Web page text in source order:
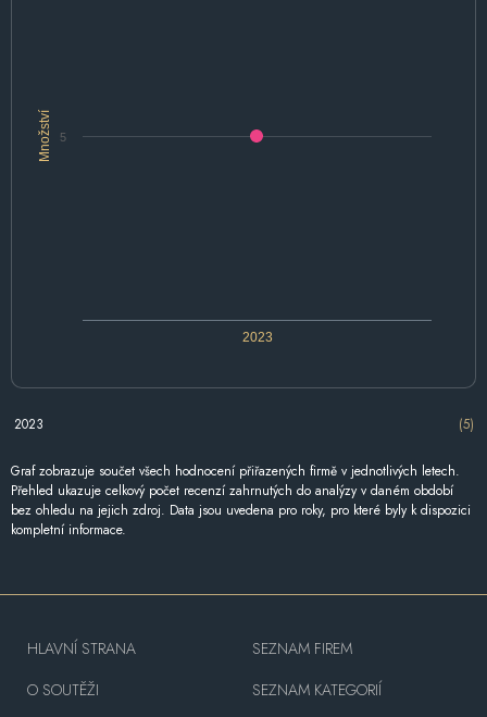
Množství
2023
5
2023 (5)
Graf zobrazuje součet všech hodnocení přiřazených firmě v jednotlivých letech.
Přehled ukazuje celkový počet recenzí zahrnutých do analýzy v daném období
bez ohledu na jejich zdroj. Data jsou uvedena pro roky, pro které byly k dispozici
kompletní informace.
HLAVNÍ STRANA
O SOUTĚŽI
SEZNAM FIREM
SEZNAM KATEGORIÍ